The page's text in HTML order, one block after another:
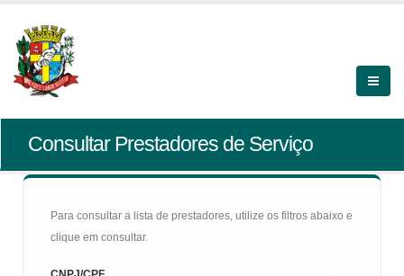
Consultar Prestadores de Serviço
Para consultar a lista de prestadores, utilize os filtros abaixo e
clique em consultar.